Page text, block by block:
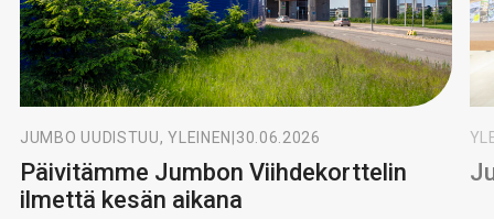
JUMBO UUDISTUU, YLEINEN 30.06.2026
Päivitämme Jumbon Viihdekorttelin
ilmettä kesän aikana